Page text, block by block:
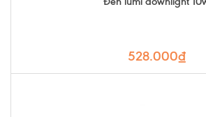
528.000₫